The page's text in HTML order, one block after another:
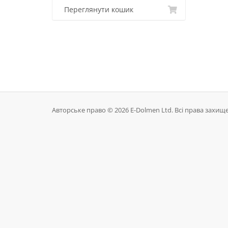
Переглянути кошик
Авторське право © 2026 E-Dolmen Ltd. Всі права